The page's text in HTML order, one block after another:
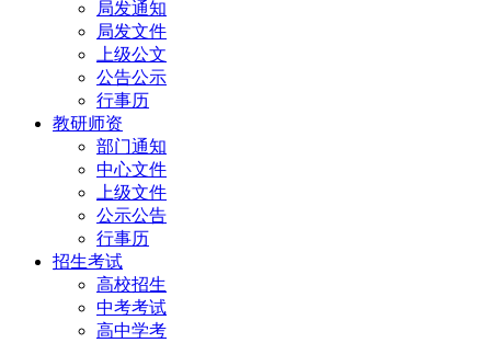
局发通知
局发文件
上级公文
公告公示
行事历
教研师资
部门通知
中心文件
上级文件
公示公告
行事历
招生考试
高校招生
中考考试
高中学考